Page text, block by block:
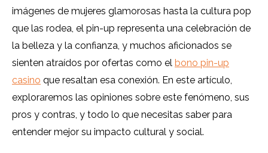
imágenes de mujeres glamorosas hasta la cultura pop
que las rodea, el pin-up representa una celebración de
la belleza y la confianza, y muchos aficionados se
sienten atraídos por ofertas como el bono pin-up
casino que resaltan esa conexión. En este artículo,
exploraremos las opiniones sobre este fenómeno, sus
pros y contras, y todo lo que necesitas saber para
entender mejor su impacto cultural y social.